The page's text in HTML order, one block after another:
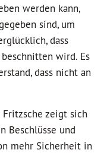
werden kann,
sind, um
dass
wird. Es
dass nicht an
Fritzsche zeigt sich
Beschlüsse und
mehr Sicherheit in